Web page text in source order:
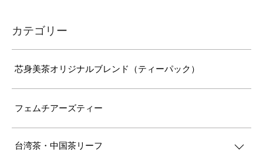
カテゴリー
芯身美茶オリジナルブレンド（ティーパック）
フェムチアーズティー
台湾茶・中国茶リーフ